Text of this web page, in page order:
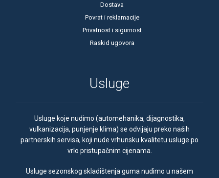
Dostava
Povrat i reklamacije
Privatnost i sigurnost
Raskid ugovora
Usluge
Usluge koje nudimo (automehanika, dijagnostika,
vulkanizacija, punjenje klima) se odvijaju preko naših
partnerskih servisa, koji nude vrhunsku kvalitetu usluge po
vrlo pristupačnim cijenama.
Usluge sezonskog skladištenja guma nudimo u našem